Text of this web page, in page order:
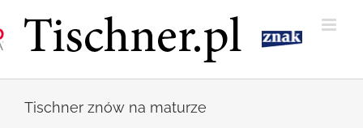
zawartości
Tischner znów na maturze